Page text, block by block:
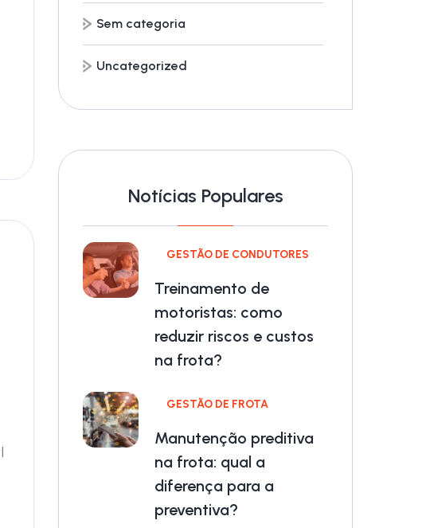
Sem categoria
Uncategorized
Notícias Populares
GESTÃO DE CONDUTORES
Treinamento de
motoristas: como
reduzir riscos e custos
na frota?
GESTÃO DE FROTA
Manutenção preditiva
na frota: qual a
diferença para a
preventiva?